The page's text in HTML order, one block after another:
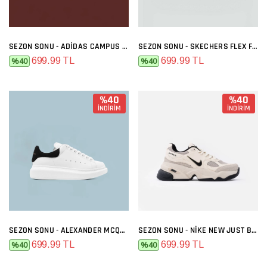
SEZON SONU - ADIDAS CAMPUS SIYAH BEYAZ
%40 699.99 TL
SEZON SONU - SKECHERS FLEX FULL SIYAH
%40 699.99 TL
%40
İNDİRİM
SEZON SONU - ALEXANDER MCQUEEN BEYAZ SIYAH
%40 699.99 TL
%40
İNDİRİM
SEZON SONU - NIKE NEW JUST BEJ
%40 699.99 TL